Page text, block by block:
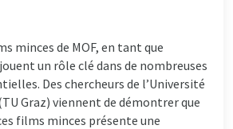
minces de MOF, en tant que
un rôle clé dans de nombreuses
Des chercheurs de l’Université
Graz) viennent de démontrer que
films minces présente une